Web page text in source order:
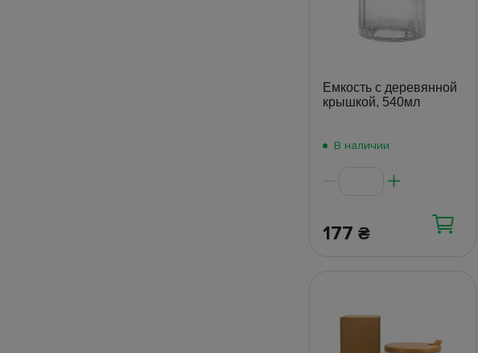
Емкость с деревянной
крышкой, 540мл
В наличии
177 ₴